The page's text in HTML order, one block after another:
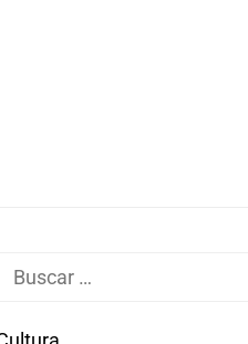
Buscar: